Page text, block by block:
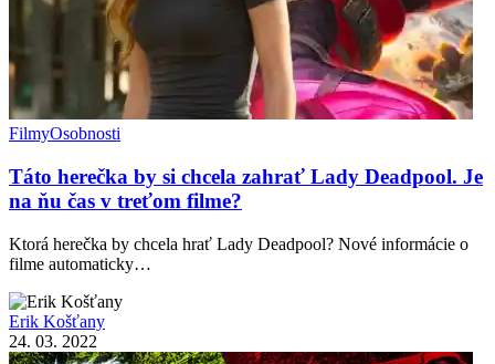
FilmyOsobnosti
Táto herečka by si chcela zahrať Lady Deadpool. Je
na ňu čas v treťom filme?
Ktorá herečka by chcela hrať Lady Deadpool? Nové informácie o
filme automaticky…
Erik Košťany
24. 03. 2022